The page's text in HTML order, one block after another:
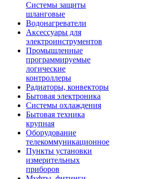
Системы защиты
шланговые
Водонагреватели
Аксессуары для
электроинструментов
Промышленные
программируемые
логические
контроллеры
Радиаторы, конвекторы
Бытовая электроника
Системы охлаждения
Бытовая техника
крупная
Оборудование
телекоммуникационное
Пункты установки
измерительных
приборов